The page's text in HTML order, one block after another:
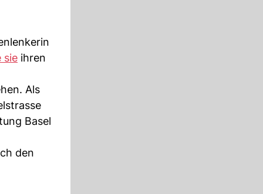
sie ihren
Als
Basel
den